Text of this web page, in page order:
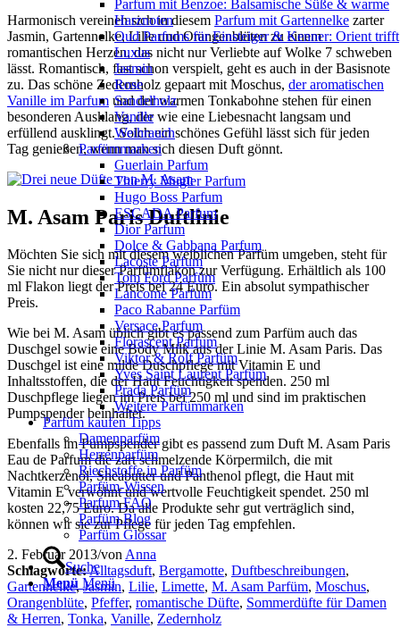
Parfum mit Benzoe: Balsamische Süße & warme
Harznoten
Oud Parfums für Einsteiger & Kenner: Orient trifft
Luxus
Jasmin
Rose
Sandelholz
Vanille
Weihrauch
Parfümmarken
Guerlain Parfum
Thierry Mugler Parfum
Hugo Boss Parfum
ESCADA Parfum
Dior Parfum
Dolce & Gabbana Parfum
Lacoste Parfum
Tom Ford Parfüm
Lancome Parfum
Paco Rabanne Parfüm
Versace Parfum
Florascent Parfum
Viktor & Rolf Parfüm
Yves Saint Laurent Parfüm
Prada Parfüm
Weitere Parfümmarken
Parfüm kaufen Tipps
Damenparfüm
Herrenparfüm
Riechstoffe in Parfüm
Parfüm-Wissen
Parfum FAQ
Parfüm Blog
Parfüm Glossar
Suche
Menü Menü
Harmonisch vereinen sich in diesem Parfum mit Gartennelke zarter
Jasmin, Gartennelke, Lilie und Orangenblüten zu einem
romantischen Herzen, das nicht nur Verliebte auf Wolke 7 schweben
lässt. Romantisch, fast schon verspielt, geht es auch in der Basisnote
zu. Das schöne Zedernholz gepaart mit Moschus, der aromatischen
Vanille im Parfum und der warmen Tonkabohne stehen für einen
besonderen Ausklang, der wie eine Liebesnacht langsam und
erfüllend ausklingt. Solch ein schönes Gefühl lässt sich für jeden
Tag genießen, wenn man sich diesen Duft gönnt.
M. Asam Paris Duftlinie
Möchten Sie sich mit diesem weiblichen Parfüm umgeben, steht für
Sie nicht nur dieser Parfümflakon zur Verfügung. Erhältlich als 100
ml Flakon liegt der Preis bei 24 Euro. Ein absolut sympathischer
Preis.
Wie bei M. Asam üblich gibt es passend zum Parfüm auch das
Duschgel sowie eine Body Milk aus der Linie M. Asam Paris. Das
Duschgel ist eine milde Duschpflege mit Vitamin E und
Inhaltsstoffen, die der Haut Feuchtigkeit spenden. 250 ml
Duschpflege liegen im Preis bei 250 ml und sind im praktischen
Pumpspender beinhaltet.
Ebenfalls im Pumpspender gibt es passend zum Duft M. Asam Paris
Eau de Parfum die zart schmelzende Körpermilch, die mit
Nachtkerzenöl, Sheabutter und Panthenol pflegt, die Haut mit
Vitamin E verwöhnt und wertvolle Feuchtigkeit spendet. 250 ml
kosten 22,75 Euro. Da alle Produkte sehr gut verträglich sind,
können wir sie zur Pflege für jeden Tag empfehlen.
2. Februar 2013/vonAnna
Schlagworte:Alltagsduft, Bergamotte, Duftbeschreibungen,
Gartennelke,Jasmin, Lilie, Limette, M. Asam Parfüm, Moschus,
Orangenblüte, Pfeffer, romantische Düfte, Sommerdüfte für Damen
& Herren, Tonka, Vanille, Zedernholz